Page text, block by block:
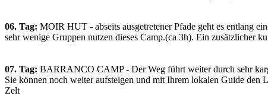
06. Tag: MOIR HUT - abseits ausgetretener Pfade geht es entlang
sehr wenige Gruppen nutzen dieses Camp.(ca 3h). Ein zusätzlicher
07. Tag: BARRANCO CAMP - Der Weg führt weiter durch sehr
Sie können noch weiter aufsteigen und mit Ihrem lokalen Guide
Zelt